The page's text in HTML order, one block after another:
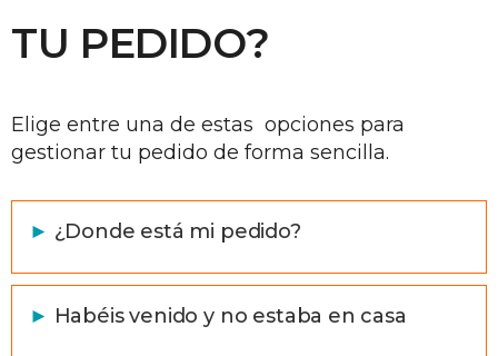
TU PEDIDO?
Elige entre una de estas opciones para
gestionar tu pedido de forma sencilla.
► ¿Donde está mi pedido?
► Habéis venido y no estaba en casa